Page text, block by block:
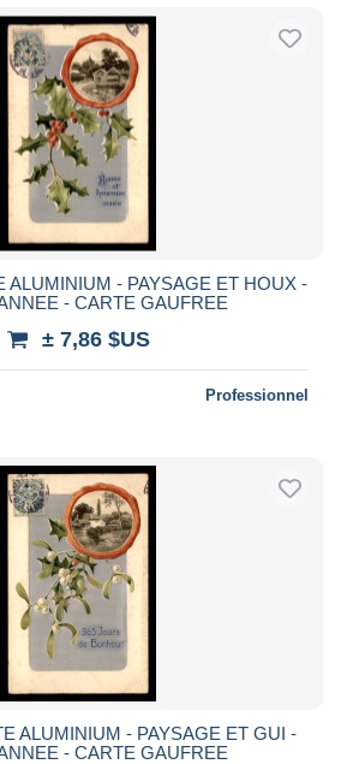
ALUMINIUM - PAYSAGE ET HOUX -
- CARTE GAUFREE
± 7,86 $US
Professionnel
ALUMINIUM - PAYSAGE ET GUI -
- CARTE GAUFREE